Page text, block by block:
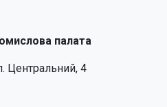
палата
Центральний, 4